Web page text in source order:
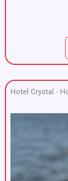
Hotel Crystal -